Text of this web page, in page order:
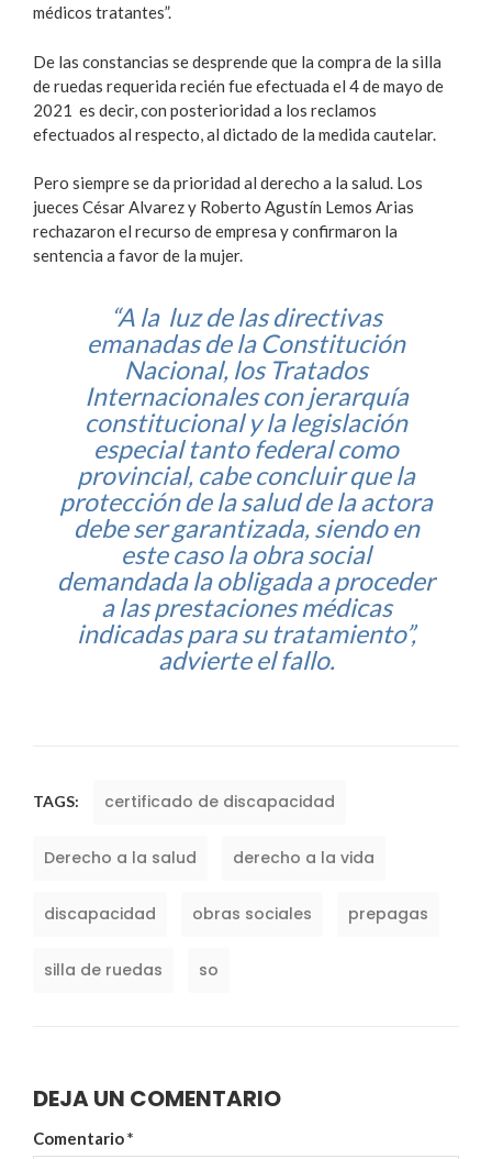
médicos tratantes”.
De las constancias se desprende que la compra de la silla
de ruedas requerida recién fue efectuada el 4 de mayo de
2021 es decir, con posterioridad a los reclamos
efectuados al respecto, al dictado de la medida cautelar.
Pero siempre se da prioridad al derecho a la salud. Los
jueces César Alvarez y Roberto Agustín Lemos Arias
rechazaron el recurso de empresa y confirmaron la
sentencia a favor de la mujer.
“A la luz de las directivas
emanadas de la Constitución
Nacional, los Tratados
Internacionales con jerarquía
constitucional y la legislación
especial tanto federal como
provincial, cabe concluir que la
protección de la salud de la actora
debe ser garantizada, siendo en
este caso la obra social
demandada la obligada a proceder
a las prestaciones médicas
indicadas para su tratamiento”,
advierte el fallo.
TAGS: certificado de discapacidad
Derecho a la salud derecho a la vida
discapacidad obras sociales prepagas
silla de ruedas so
DEJA UN COMENTARIO
Comentario*